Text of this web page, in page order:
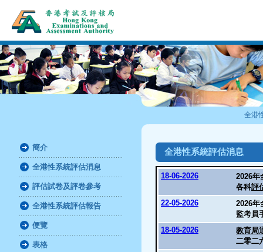
全港
簡介
全港性系統評估消息
評估試卷及評卷參考
全港性系統評估報告
便覽
表格
全港性系統評估消息
18-06-2026
2026年
各科評
22-05-2026
2026年
監考員
18-05-2026
教育局
二零二